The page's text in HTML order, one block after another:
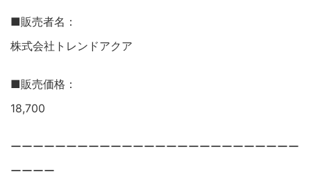
■販売者名：
株式会社トレンドアクア
■販売価格：
18,700
ーーーーーーーーーーーーーーーーーーーーーーーーーー
ーーーー